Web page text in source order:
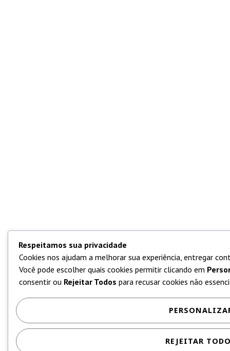
Respeitamos sua privacidade
Cookies nos ajudam a melhorar sua experiência, entregar
Você pode escolher quais cookies permitir clicando em
consentir ou Rejeitar Todos para recusar cookies não
REJEITAR